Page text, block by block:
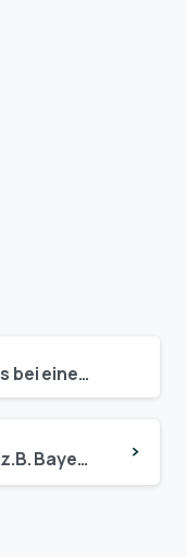
Wie lange ist Cannabis bei einem Wischtest nachweisbar? Alles, was du wissen musst!
Cannabis und Aspirin (z.B. Bayer Aspirin, Ecotrin, ASS, Thomapyrin)